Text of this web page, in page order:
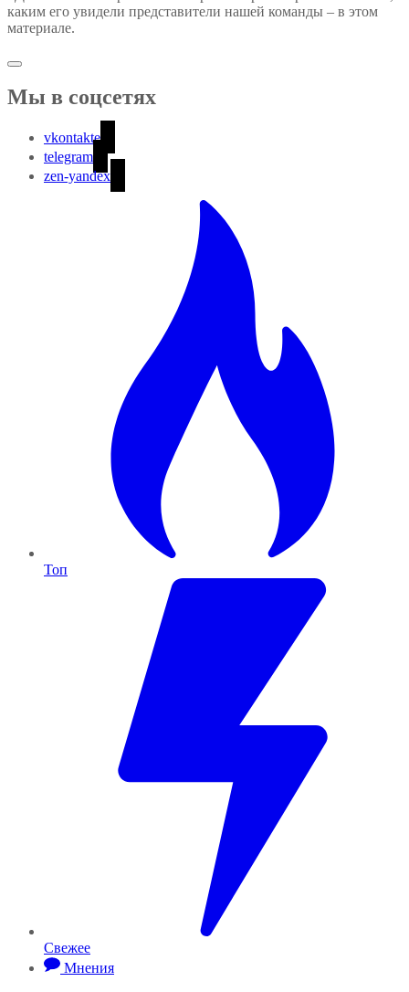
каким его увидели представители нашей команды – в этом
материале.
Мы в соцсетях
vkontakte
telegram
zen-yandex
Топ
Свежее
Мнения